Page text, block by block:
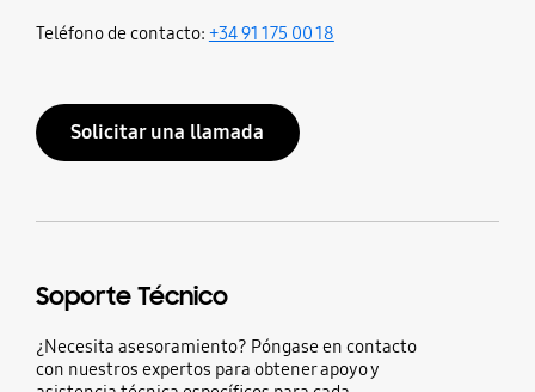
Teléfono de contacto: +34 91 175 00 18
Solicitar una llamada
Soporte Técnico
¿Necesita asesoramiento? Póngase en contacto
con nuestros expertos para obtener apoyo y